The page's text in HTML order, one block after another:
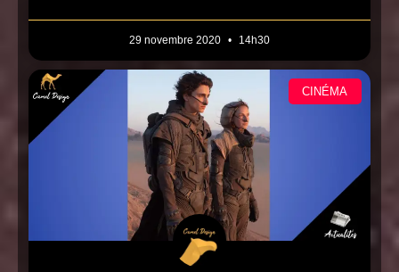
29 novembre 2020 14h30
CINÉMA